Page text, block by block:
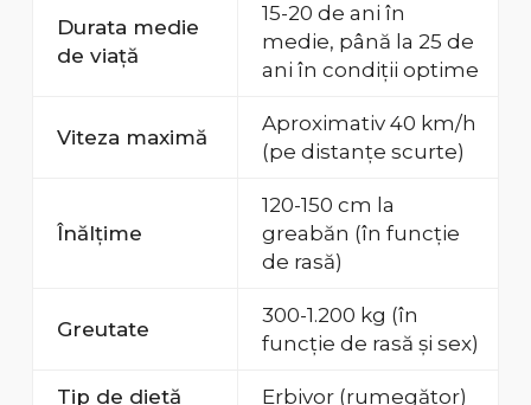
Durata medie
de viață
15-20 de ani în
medie, până la 25 de
ani în condiții optime
Viteza maximă
Aproximativ 40 km/h
(pe distanțe scurte)
Înălțime
120-150 cm la
greabăn (în funcție
de rasă)
Greutate
300-1.200 kg (în
funcție de rasă și sex)
Tip de dietă Erbivor (rumegător)